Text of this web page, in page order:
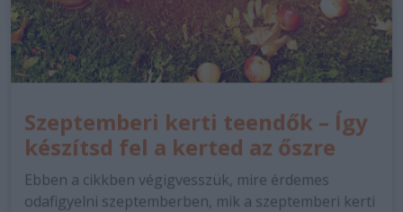
Szeptemberi kerti teendők – Így
készítsd fel a kerted az őszre
Ebben a cikkben végigvesszük, mire érdemes
odafigyelni szeptemberben, mik a szeptemberi kerti